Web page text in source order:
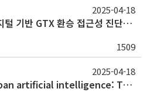
제173차 BK콜로키움 : 디지털 기반 GTX 환승 접근성 진단기술(유소영 박사 / 한국철도기술연구원)
1509
2025-04-18
제172차 BK콜로키움 : Urban artificial intelligence: Theory, methodology and applications(Ying Long, PhD / Tsinghua University)
2025-04-18